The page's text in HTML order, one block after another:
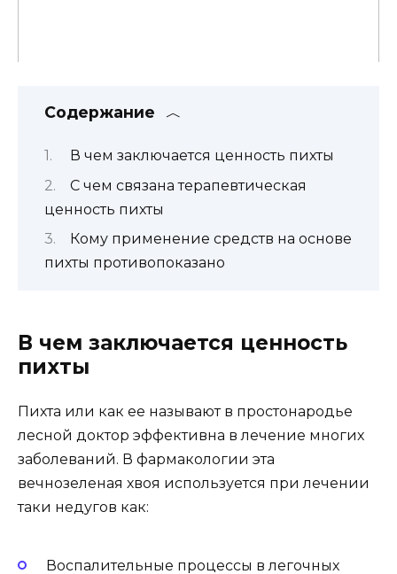
Содержание
В чем заключается ценность пихты
С чем связана терапевтическая
ценность пихты
Кому применение средств на основе
пихты противопоказано
В чем заключается ценность
пихты
Пихта или как ее называют в простонародье
лесной доктор эффективна в лечение многих
заболеваний. В фармакологии эта
вечнозеленая хвоя используется при лечении
таки недугов как:
Воспалительные процессы в легочных